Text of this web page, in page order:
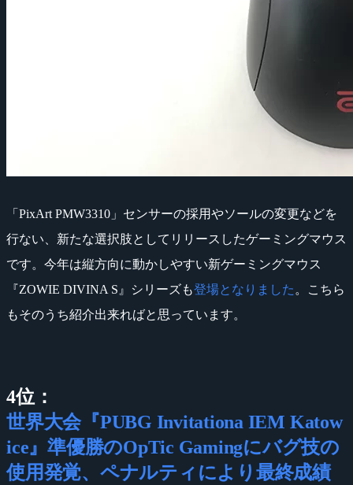
「PixArt PMW3310」センサーの採用やソールの変更などを
行ない、新たな選択肢としてリリースしたゲーミングマウス
です。今年は縦方向に動かしやすい新ゲーミングマウス
『ZOWIE DIVINA S』シリーズも登場となりました 。こちら
もそのうち紹介出来ればと思っています。
4位：
世界大会『PUBG Invitationa IEM Katow
ice』準優勝のOpTic Gamingにバグ技の
使用発覚、ペナルティにより最終成績